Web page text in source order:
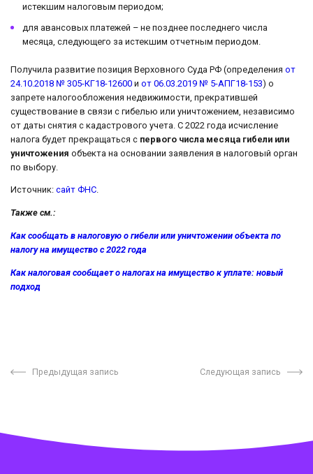
истекшим налоговым периодом;
для авансовых платежей – не позднее последнего числа
месяца, следующего за истекшим отчетным периодом.
Получила развитие позиция Верховного Суда РФ (определения от
24.10.2018 № 305-КГ18-12600 и от 06.03.2019 № 5-АПГ18-153) о
запрете налогообложения недвижимости, прекратившей
существование в связи с гибелью или уничтожением, независимо
от даты снятия с кадастрового учета. С 2022 года исчисление
налога будет прекращаться с первого числа месяца гибели или
уничтожения объекта на основании заявления в налоговый орган
по выбору.
Источник: сайт ФНС.
Также см.:
Как сообщать в налоговую о гибели или уничтожении объекта по
налогу на имущество с 2022 года
Как налоговая сообщает о налогах на имущество к уплате: новый
подход
Предыдущая запись Следующая запись